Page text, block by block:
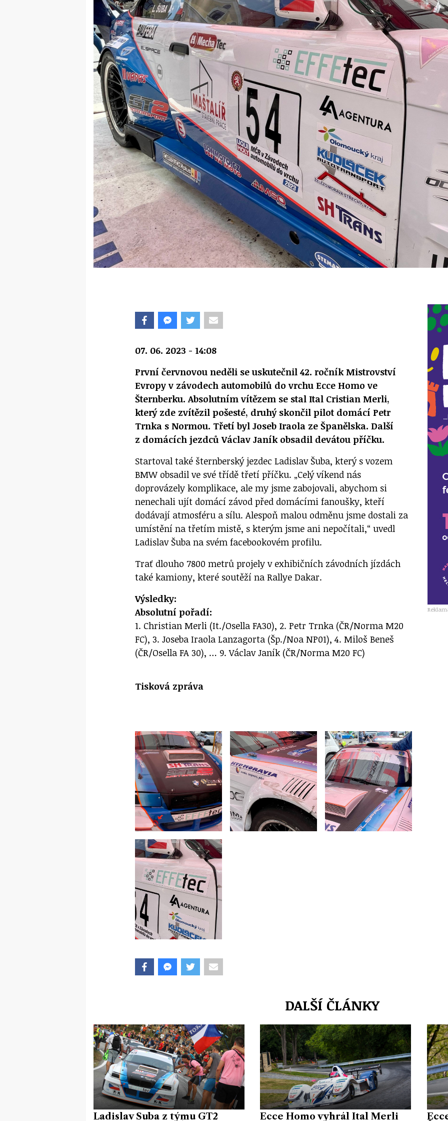
07. 06. 2023 - 14:08
První červnovou neděli se uskutečnil 42. ročník Mistrovství
Evropy v závodech automobilů do vrchu Ecce Homo ve
Šternberku. Absolutním vítězem se stal Ital Cristian Merli,
který zde zvítězil pošesté, druhý skončil pilot domácí Petr
Trnka s Normou. Třetí byl Joseb Iraola ze Španělska. Další
z domácích jezdců Václav Janík obsadil devátou příčku.
Startoval také šternberský jezdec Ladislav Šuba, který s vozem
BMW obsadil ve své třídě třetí příčku. „Celý víkend nás
doprovázely komplikace, ale my jsme zabojovali, abychom si
nenechali ujít domácí závod před domácími fanoušky, kteří
dodávají atmosféru a sílu. Alespoň malou odměnu jsme dostali za
umístění na třetím mistě, s kterým jsme ani nepočítali,“ uvedl
Ladislav Šuba na svém facebookovém profilu.
Trať dlouho 7800 metrů projely v exhibičních závodních jízdách
také kamiony, které soutěží na Rallye Dakar.
Výsledky:
Absolutní pořadí:
1. Christian Merli (It./Osella FA30), 2. Petr Trnka (ČR/Norma M20
FC), 3. Joseba Iraola Lanzagorta (Šp./Noa NP01), 4. Miloš Beneš
(ČR/Osella FA 30), … 9. Václav Janík (ČR/Norma M20 FC)
Tisková zpráva
DALŠÍ ČLÁNKY
Ladislav Šuba z týmu GT2
Ecce Homo vyhrál Ital Merli